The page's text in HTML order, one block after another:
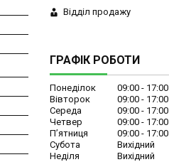
Відділ продажу
ГРАФІК РОБОТИ
Понеділок 09:00
17:00
Вівторок
09:00
17:00
Середа
09:00
17:00
Четвер
09:00
17:00
Пʼятниця
09:00
17:00
Субота
Вихідний
Неділя
Вихідний